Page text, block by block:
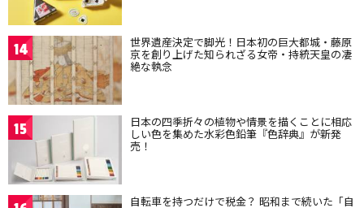
14 世界遺産決定で脚光！日本初の巨大都城・藤原
京を創り上げた知られざる女帝・持統天皇の凄
絶な執念
15 日本の四季折々の植物や情景を描くことに相応
しい色を集めた水彩色鉛筆『色辞典』が新発
売！
自転車を持つだけで税金？ 昭和まで続いた「自